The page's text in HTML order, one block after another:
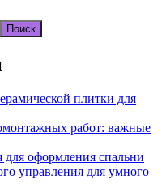
Поиск
плитки для
работ: важные
оформления спальни
управления для умного